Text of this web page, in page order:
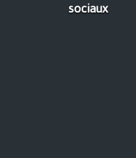
sociaux